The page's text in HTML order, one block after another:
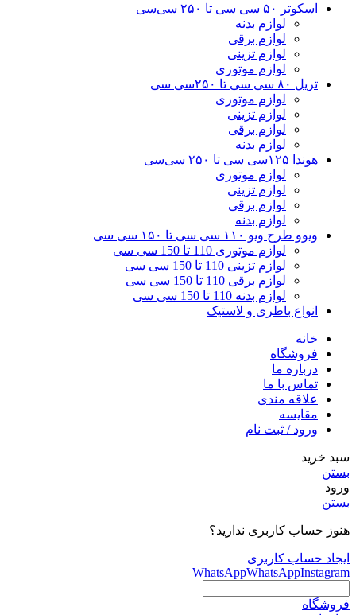
اسکوتر ۵۰ سی سی تا ۲۵۰ سی‌سی
لوازم بدنه
لوازم برقی
لوازم تزینی
لوازم موتوری
تریل ۸۰ سی سی تا ۲۵۰سی سی
لوازم موتوری
لوازم تزینی
لوازم برقی
لوازم بدنه
هوندا ۱۲۵سی سی تا ۲۵۰ سی‌سی
لوازم موتوری
لوازم تزینی
لوازم برقی
لوازم بدنه
ویوو طرح ویو ۱۱۰ سی سی تا ۱۵۰ سی سی
لوازم موتوری 110 تا 150 سی سی
لوازم تزینی 110 تا 150 سی سی
لوازم برقی 110 تا 150 سی سی
لوازم بدنه 110 تا 150 سی سی
انواع باطری و لاستیک
خانه
فروشگاه
درباره ما
تماس با ما
علاقه مندی
مقایسه
ورود / ثبت نام
سبد خرید
بستن
ورود
بستن
هنوز حساب کاربری ندارید؟
ایجاد حساب کاربری
Instagram
WhatsApp
WhatsApp
فروشگاه